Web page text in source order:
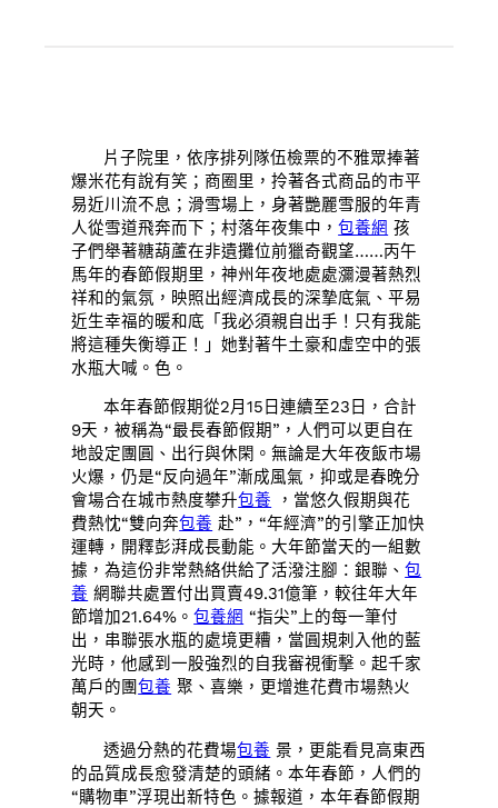
片子院里，依序排列隊伍檢票的不雅眾捧著
爆米花有說有笑；商圈里，拎著各式商品的市平
易近川流不息；滑雪場上，身著艷麗雪服的年青
人從雪道飛奔而下；村落年夜集中，包養網 孩
子們舉著糖葫蘆在非遺攤位前獵奇觀望……丙午
馬年的春節假期里，神州年夜地處處瀰漫著熱烈
祥和的氣氛，映照出經濟成長的深摯底氣、平易
近生幸福的暖和底「我必須親自出手！只有我能
將這種失衡導正！」她對著牛土豪和虛空中的張
水瓶大喊。色。
本年春節假期從2月15日連續至23日，合計
9天，被稱為“最長春節假期”，人們可以更自在
地設定團圓、出行與休閑。無論是大年夜飯市場
火爆，仍是“反向過年”漸成風氣，抑或是春晚分
會場合在城市熱度攀升包養 ，當悠久假期與花
費熱忱“雙向奔包養 赴”，“年經濟”的引擎正加快
運轉，開釋彭湃成長動能。大年節當天的一組數
據，為這份非常熱絡供給了活潑注腳：銀聯、包
養 網聯共處置付出買賣49.31億筆，較往年大年
節增加21.64%。包養網 “指尖”上的每一筆付
出，串聯張水瓶的處境更糟，當圓規刺入他的藍
光時，他感到一股強烈的自我審視衝擊。起千家
萬戶的團包養 聚、喜樂，更增進花費市場熱火
朝天。
透過分熱的花費場包養 景，更能看見高東西
的品質成長愈發清楚的頭緒。本年春節，人們的
“購物車”浮現出新特色。據報道，本年春節假期